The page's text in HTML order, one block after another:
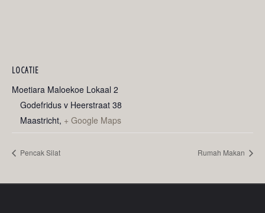
LOCATIE
Moetiara Maloekoe Lokaal 2
Godefridus v Heerstraat 38
Maastricht, + Google Maps
Pencak Silat Rumah Makan